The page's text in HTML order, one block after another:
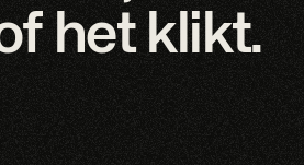
het klikt.